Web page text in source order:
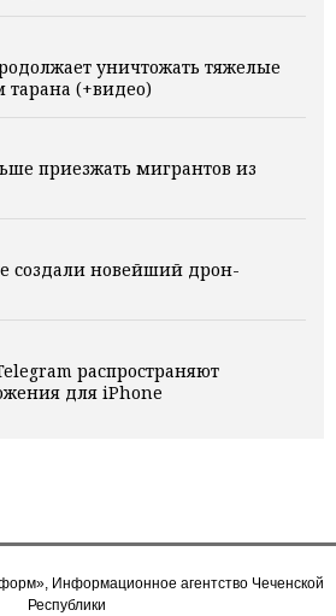
уничтожать тяжелые
(+видео)
приезжать мигрантов из
создали новейший дрон-
распространяют
для iPhone
Информационное агентство Чеченской
Республики